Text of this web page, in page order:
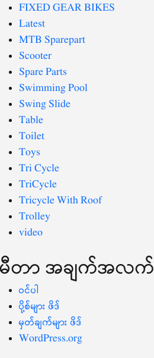
FIXED GEAR BIKES
Latest
MTB Sparepart
Scooter
Spare Parts
Swimming Pool
Swing Slide
Table
Toilet
Toys
Tri Cycle
TriCycle
Tricycle With Roof
Trolley
video
မီတာ အချက်အလက်
ဝင်ပါ
ပို့စ်များ ဖိဒ်
မှတ်ချက်များ ဖိဒ်
WordPress.org